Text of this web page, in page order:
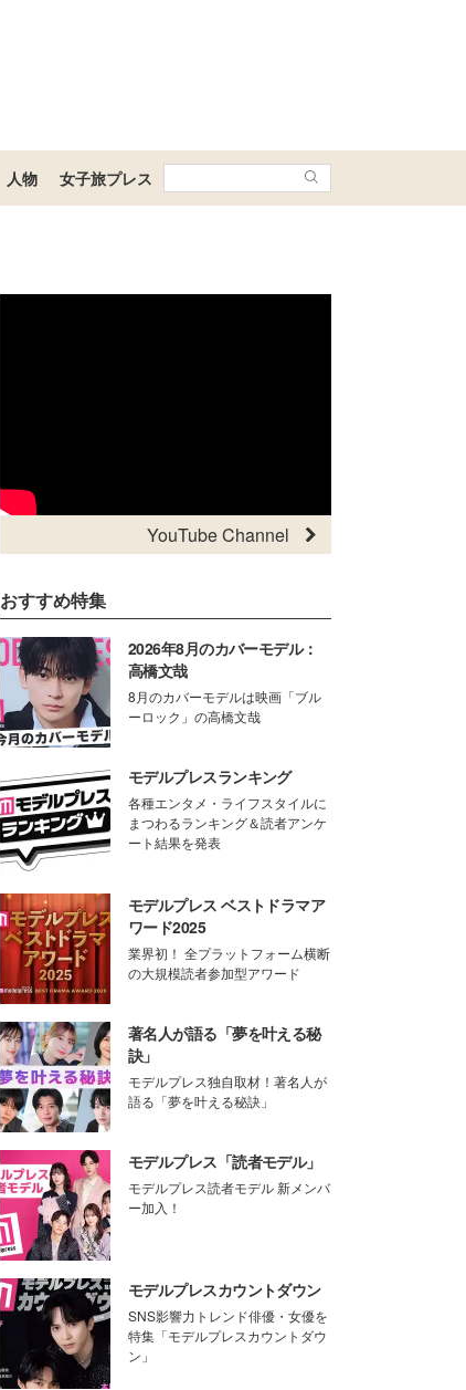
人物 女子旅プレス
YouTube Channel
おすすめ特集
2026年8月のカバーモデル：
高橋文哉
8月のカバーモデルは映画「ブル
ーロック」の高橋文哉
モデルプレスランキング
各種エンタメ・ライフスタイルに
まつわるランキング＆読者アンケ
ート結果を発表
モデルプレス ベストドラマア
ワード2025
業界初！ 全プラットフォーム横断
の大規模読者参加型アワード
著名人が語る「夢を叶える秘
訣」
モデルプレス独自取材！著名人が
語る「夢を叶える秘訣」
モデルプレス「読者モデル」
モデルプレス読者モデル 新メンバ
ー加入！
モデルプレスカウントダウン
SNS影響力トレンド俳優・女優を
特集「モデルプレスカウントダウ
ン」